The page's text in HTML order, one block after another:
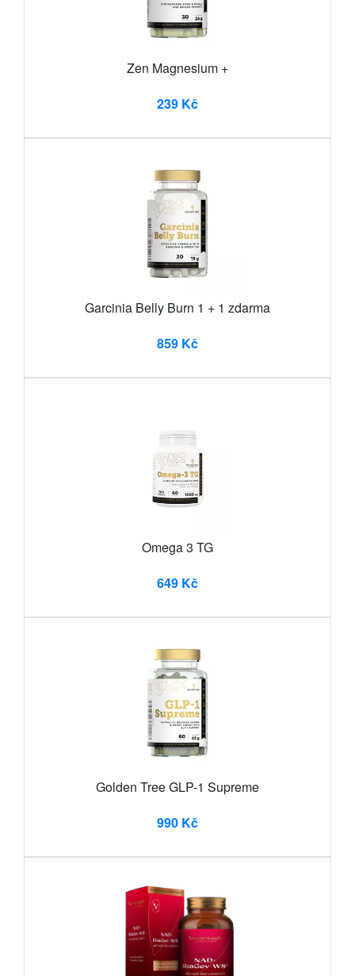
Zen Magnesium +
239 Kč
Garcinia Belly Burn 1 + 1 zdarma
859 Kč
Omega 3 TG
649 Kč
Golden Tree GLP-1 Supreme
990 Kč